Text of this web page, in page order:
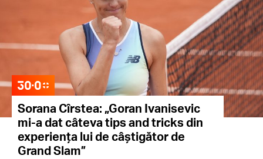
Sorana Cîrstea: „Goran Ivanisevic
mi-a dat câteva tips and tricks din
experiența lui de câștigător de
Grand Slam”